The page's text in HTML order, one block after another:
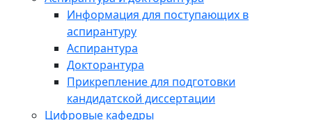
Информация для поступающих в
аспирантуру
Аспирантура
Докторантура
Прикрепление для подготовки
кандидатской диссертации
Цифровые кафедры